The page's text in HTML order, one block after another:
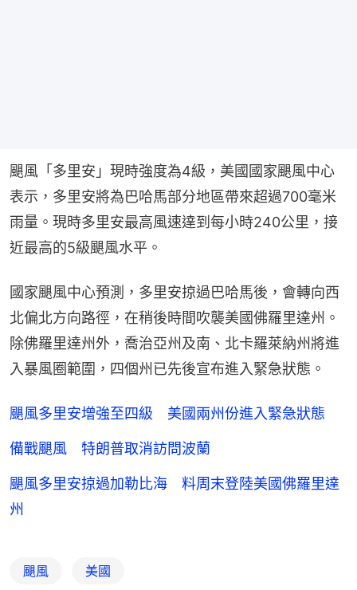
颶風「多里安」現時強度為4級，美國國家颶風中心
表示，多里安將為巴哈馬部分地區帶來超過700毫米
雨量。現時多里安最高風速達到每小時240公里，接
近最高的5級颶風水平。
國家颶風中心預測，多里安掠過巴哈馬後，會轉向西
北偏北方向路徑，在稍後時間吹襲美國佛羅里達州。
除佛羅里達州外，喬治亞州及南、北卡羅萊納州將進
入暴風圈範圍，四個州已先後宣布進入緊急狀態。
颶風多里安增強至四級 美國兩州份進入緊急狀態
備戰颶風 特朗普取消訪問波蘭
颶風多里安掠過加勒比海 料周末登陸美國佛羅里達
州
颶風 美國